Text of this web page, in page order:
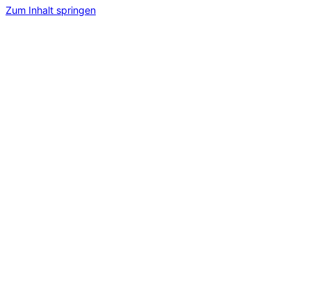
Zum Inhalt springen